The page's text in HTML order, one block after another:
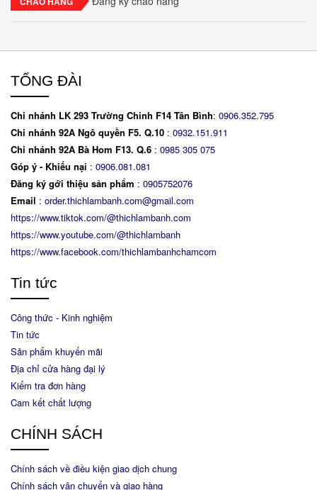
TỔNG ĐÀI
Chi nhánh LK 293 Trường Chinh F14 Tân Bình: 0906.352.795
Chi nhánh 92A Ngô quyền F5. Q.10 : 0932.151.911
Chi nhánh 92A Bà Hom F13. Q.6 : 0985 305 075
Góp ý - Khiếu nại : 0906.081.081
Đăng ký gới thiệu sản phẩm : 0905752076
Email : order.thichlambanh.com@gmail.com
https://www.tiktok.com/@thichlambanh.com
https://www.youtube.com/@thichlambanh
https://www.facebook.com/thichlambanhchamcom
Tin tức
Công thức - Kinh nghiệm
Tin tức
Sản phẩm khuyến mãi
Địa chỉ cửa hàng đại lý
Kiểm tra đơn hàng
Cam kết chất lượng
CHÍNH SÁCH
Chính sách về điều kiện giao dịch chung
Chính sách vận chuyển và giao hàng